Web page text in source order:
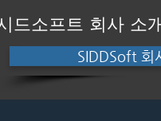
드소프트 회사 소
SIDDSoft 회